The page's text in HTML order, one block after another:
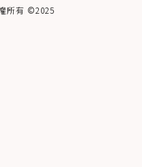
所有 ©2025